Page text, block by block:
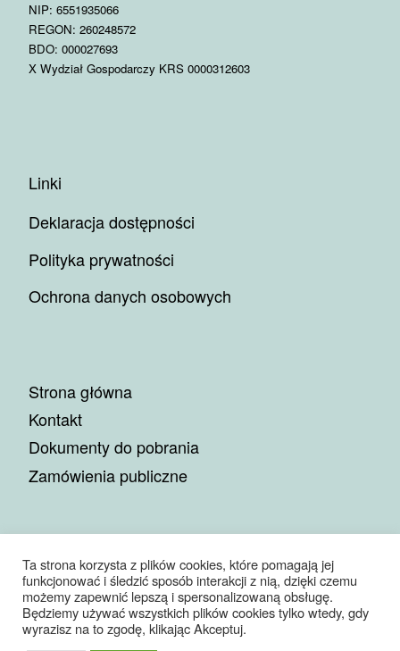
NIP: 6551935066
REGON: 260248572
BDO: 000027693
X Wydział Gospodarczy KRS 0000312603
Linki
Deklaracja dostępności
Polityka prywatności
Ochrona danych osobowych
Strona główna
Kontakt
Dokumenty do pobrania
Zamówienia publiczne
© 2026Miejskie Przedsiębiorstwo Gospodarki Komunalnej
Sp. z o.o.– Wszelkie prawa zastrzeżone
Oparte naWP– Zaprojektowano z Motyw Customizr
Ta strona korzysta z plików cookies, które pomagają jej
funkcjonować i śledzić sposób interakcji z nią, dzięki czemu
możemy zapewnić lepszą i spersonalizowaną obsługę.
Będziemy używać wszystkich plików cookies tylko wtedy, gdy
wyrazisz na to zgodę, klikając Akceptuj.